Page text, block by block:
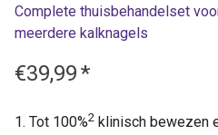
Complete thuisbehandelset
meerdere kalknagels
€39,99*
Tot 100%2 klinisch bewezen